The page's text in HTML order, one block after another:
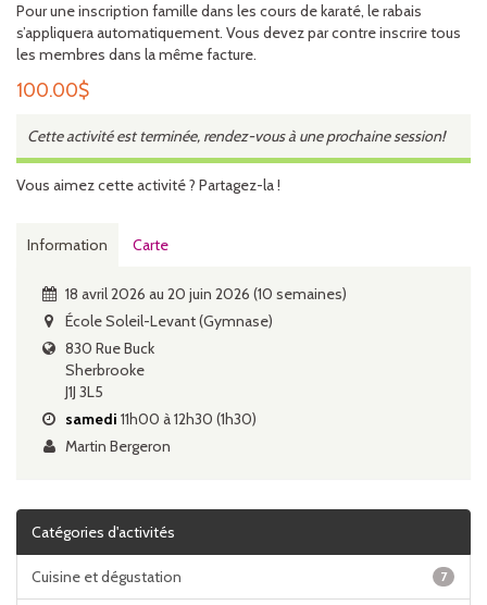
Pour une inscription famille dans les cours de karaté, le rabais
s’appliquera automatiquement. Vous devez par contre inscrire tous
les membres dans la même facture.
100.00$
Cette activité est terminée, rendez-vous à une prochaine session!
Vous aimez cette activité ? Partagez-la !
Information Carte
18 avril 2026 au 20 juin 2026 (10 semaines)
École Soleil-Levant (Gymnase)
830 Rue Buck
Sherbrooke
J1J 3L5
samedi 11h00 à 12h30 (1h30)
Martin Bergeron
Catégories d'activités
Cuisine et dégustation 7